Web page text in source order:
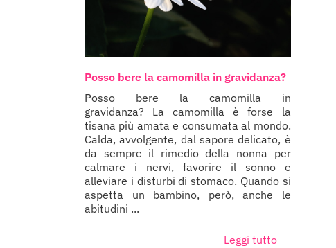
Posso bere la camomilla in gravidanza?
Posso bere la camomilla in
gravidanza? La camomilla è forse la
tisana più amata e consumata al mondo.
Calda, avvolgente, dal sapore delicato, è
da sempre il rimedio della nonna per
calmare i nervi, favorire il sonno e
alleviare i disturbi di stomaco. Quando si
aspetta un bambino, però, anche le
abitudini ...
Leggi tutto